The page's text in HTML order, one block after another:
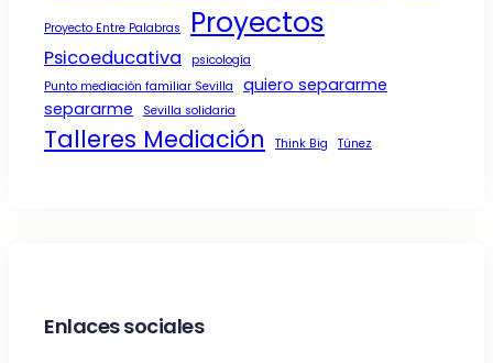
Proyecto Entre Palabras Proyectos
Psicoeducativa
psicología
Punto mediación familiar Sevilla
quiero separarme
separarme
Sevilla solidaria
Talleres Mediación Think Big Túnez
Enlaces sociales